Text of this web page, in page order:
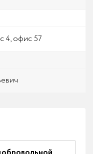
4, офис 57